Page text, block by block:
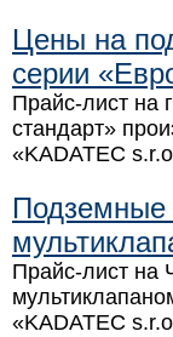
Цены на
серии
Прайс-лист на
стандарт»
«KADATEC
Подземные
Прайс-лист на
«KADATEC